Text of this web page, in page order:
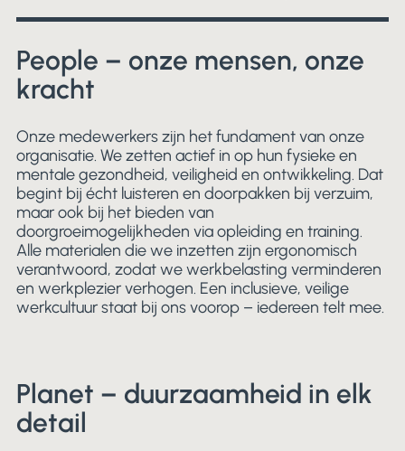
People – onze mensen, onze
kracht
Onze medewerkers zijn het fundament van onze
organisatie. We zetten actief in op hun fysieke en
mentale gezondheid, veiligheid en ontwikkeling. Dat
begint bij écht luisteren en doorpakken bij verzuim,
maar ook bij het bieden van
doorgroeimogelijkheden via opleiding en training.
Alle materialen die we inzetten zijn ergonomisch
verantwoord, zodat we werkbelasting verminderen
en werkplezier verhogen. Een inclusieve, veilige
werkcultuur staat bij ons voorop – iedereen telt mee.
Planet – duurzaamheid in elk
detail